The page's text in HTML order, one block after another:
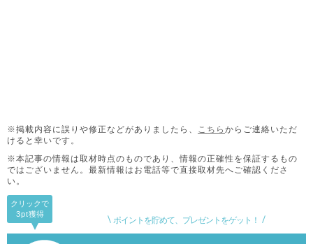
※掲載内容に誤りや修正などがありましたら、 こちら からご連絡いただ
けると幸いです。
※本記事の情報は取材時点のものであり、情報の正確性を保証するもの
ではございません。 最新情報はお電話等で直接取材先へご確認くださ
い。
ポイントを貯めて、プレゼントをゲット！
クリックで
3pt獲得